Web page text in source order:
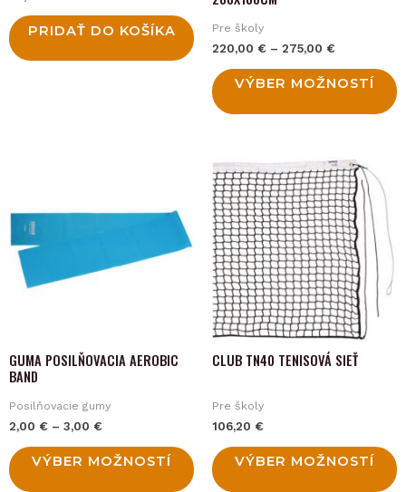
PRIDAŤ DO KOŠÍKA
Pre školy
220,00 € – 275,00 €
VÝBER MOŽNOSTÍ
chosen
on
product
page
GUMA POSILŇOVACIA AEROBIC
BAND
Posilňovacie gumy
2,00 € – 3,00 €
VÝBER MOŽNOSTÍ
has
multiple
variants.
The
be
chosen
on
the
product
page
CLUB TN40 TENISOVÁ SIEŤ
Pre školy
106,20 €
VÝBER MOŽNOSTÍ
This
product
has
multiple
variants.
The
options
may
be
on
product
page